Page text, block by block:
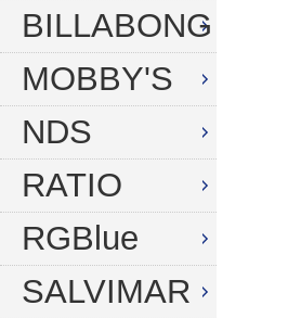
BILLABONG
MOBBY'S
NDS
RATIO
RGBlue
SALVIMAR